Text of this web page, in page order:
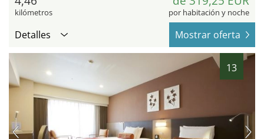
kilómetros por habitación y noche
Detalles Mostrar oferta
13